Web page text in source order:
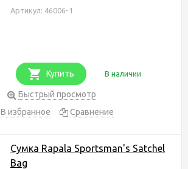
Артикул: 46006-1
Купить В наличии
Быстрый просмотр
В избранное
Сравнение
Сумка Rapala Sportsman's Satchel
Bag